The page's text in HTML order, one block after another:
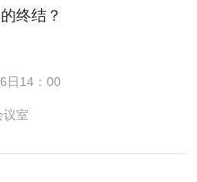
终结？
日14：00
议室